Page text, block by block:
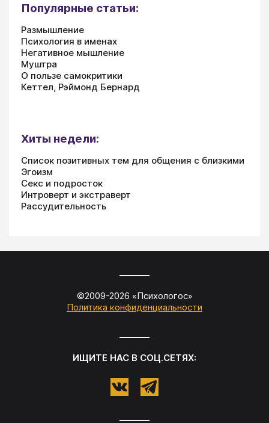
Популярные статьи:
Размышление
Психология в именах
Негативное мышление
Муштра
О пользе самокритики
Кеттел, Рэймонд Бернард
Хиты недели:
Список позитивных тем для общения с близкими
Эгоизм
Секс и подросток
Интроверт и экстраверт
Рассудительность
©2009-2026 «Психологос»
Политика конфиденциальности
ИЩИТЕ НАС В СОЦ.СЕТЯХ: